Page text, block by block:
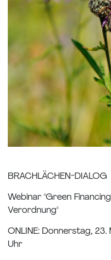
BRACHLÄCHEN-DIALOG
Webinar "Green
Verordnung"
ONLINE: Donnerstag,
Uhr